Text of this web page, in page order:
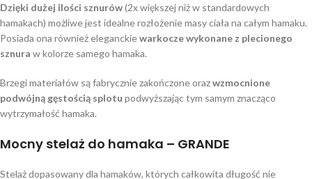
Dzięki dużej ilości sznurów(2x większej niż w standardowych
hamakach) możliwe jest idealne rozłożenie masy ciała na całym hamaku.
Posiada ona również eleganckiewarkocze wykonane z plecionego
sznura w kolorze samego hamaka.
Brzegi materiałów są fabrycznie zakończone orazwzmocnione
podwójną gęstością splotu podwyższając tym samym znacząco
wytrzymałość hamaka.
Mocny stelaż do hamaka – GRANDE
Stelaż dopasowany dla hamaków, których całkowita długość nie